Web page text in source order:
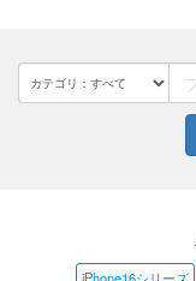
iPhone16シリーズ